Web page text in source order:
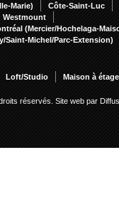
Marie)
Côte-Saint-Luc
Westmount
(Mercier/Hochelaga-
Saint-Michel/Parc-Extension)
Loft/Studio Maison à
réservés. Site web par